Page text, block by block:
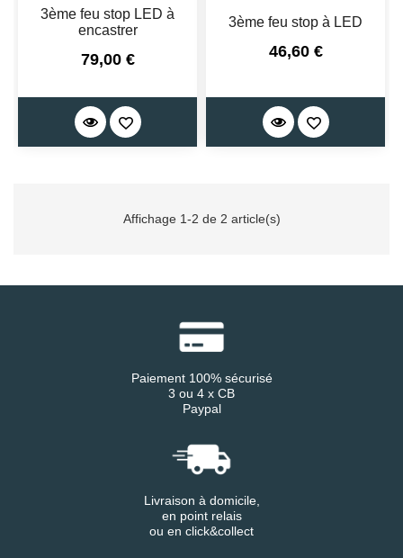
3ème feu stop LED à
encastrer
Prix
79,00 €
3ème feu stop à LED
Prix
46,60 €
Affichage 1-2 de 2 article(s)
Paiement 100% sécurisé
3 ou 4 x CB
Paypal
Livraison à domicile,
en point relais
ou en click&collect